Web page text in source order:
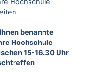
Hochschule
benannte
Hochschule
15-16.30 Uhr